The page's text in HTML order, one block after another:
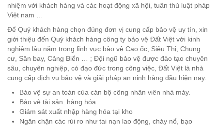
nhiệm với khách hàng và các hoạt động xã hội, tuân thủ luật pháp
Việt nam …
Để Quý khách hàng chọn đúng đơn vị cung cấp bảo vệ uy tín, xin
giới thiệu đến Quý khách hàng công ty bảo vệ Đất Việt với kinh
nghiệm lâu năm trong lĩnh vực bảo vệ Cao ốc, Siêu Thị, Chung
cư, Sân bay, Cảng Biển … ; Đội ngũ bảo vệ được đào tạo chuyên
sâu, chuyên nghiệp, có đạo đức trong công việc, Đất Việt là nhà
cung cấp dịch vụ bảo vệ và giải pháp an ninh hàng đầu hiện nay.
Bảo vệ sự an toàn của cán bộ công nhân viên nhà máy.
Bảo vệ tài sản. hàng hóa
Giám sát xuất nhập hàng hóa tại kho
Ngăn chặn các rủi ro như tai nạn lao động, cháy nổ, bạo